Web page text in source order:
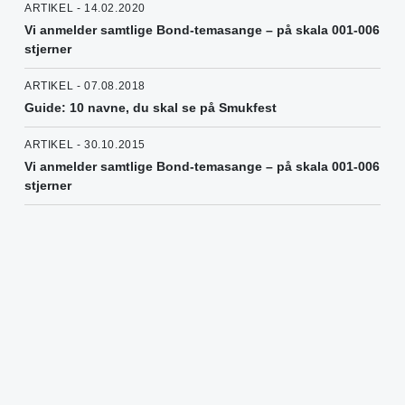
ARTIKEL - 14.02.2020
Vi anmelder samtlige Bond-temasange – på skala 001-006
stjerner
ARTIKEL - 07.08.2018
Guide: 10 navne, du skal se på Smukfest
ARTIKEL - 30.10.2015
Vi anmelder samtlige Bond-temasange – på skala 001-006
stjerner